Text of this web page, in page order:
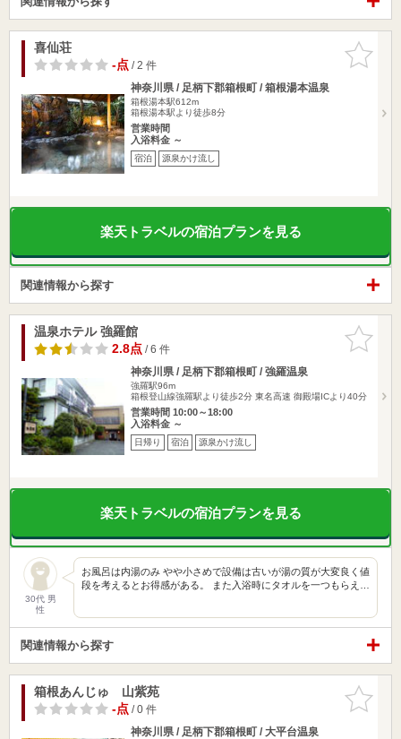
お気に入
りに追加
喜仙荘
-点/ 2 件
神奈川県 / 足柄下郡箱根町 / 箱根湯本温泉
箱根湯本駅612m
箱根湯本駅より徒歩8分
営業時間
入浴料金 ～
宿泊 源泉かけ流し
楽天トラベルの宿泊プランを見る
関連情報から探す
お気に入
りに追加
温泉ホテル 強羅館
2.8点/ 6 件
神奈川県 / 足柄下郡箱根町 / 強羅温泉
強羅駅96m
箱根登山線強羅駅より徒歩2分 東名高速 御殿場ICより40分
営業時間 10:00～18:00
入浴料金 ～
日帰り 宿泊 源泉かけ流し
楽天トラベルの宿泊プランを見る
30代 男
性
お風呂は内湯のみ やや小さめで設備は古いが湯の質が大変良く値
段を考えるとお得感がある。 また入浴時にタオルを一つもらえ…
関連情報から探す
お気に入
りに追加
箱根あんじゅ 山紫苑
-点/ 0 件
神奈川県 / 足柄下郡箱根町 / 大平台温泉